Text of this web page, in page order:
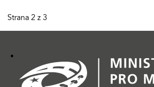
Strana 2 z 3